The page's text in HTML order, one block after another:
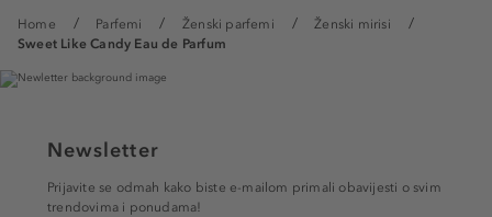
Home Parfemi Ženski parfemi
Ženski mirisi
Sweet Like Candy Eau de Parfum
Newsletter
Prijavite se odmah kako biste e-mailom primali obavijesti o svim
trendovima i ponudama!